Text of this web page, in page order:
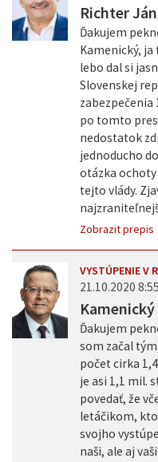
Richter Ján
Ďakujem
Kamenický,
lebo dal si
Slovenskej
zabezpečenia
po tomto
nedostatok
jednoducho
otázka
tejto vlády.
Zobrazit prepis
VYSTÚPENIE V
21.10.2020
Ďakujem
som začal
počet cirka
je asi 1,1 mil.
povedať, že
letáčikom,
svojho
naši, ale aj